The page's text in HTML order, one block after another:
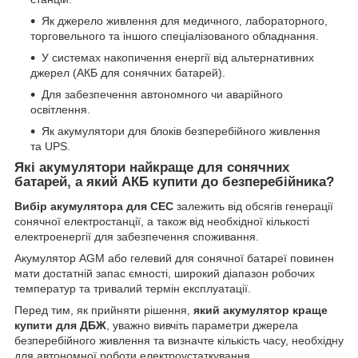
Як джерело живлення для медичного, лабораторного,
торговельного та іншого спеціалізованого обладнання.
У системах накопичення енергії від альтернативних
джерел (АКБ для сонячних батарей).
Для забезпечення автономного чи аварійного
освітлення.
Як акумулятори для блоків безперебійного живлення
та UPS.
Які акумулятори найкраще для сонячних
батарей, а який АКБ купити до безперебійника?
Вибір акумулятора для СЕС залежить від обсягів генерації
сонячної електростанції, а також від необхідної кількості
електроенергії для забезпечення споживання.
Акумулятор AGM або гелевий для сонячної батареї повинен
мати достатній запас ємності, широкий діапазон робочих
температур та тривалий термін експлуатації.
Перед тим, як прийняти рішення, який акумулятор краще
купити для ДБЖ , уважно вивчіть параметри джерела
безперебійного живлення та визначте кількість часу, необхідну